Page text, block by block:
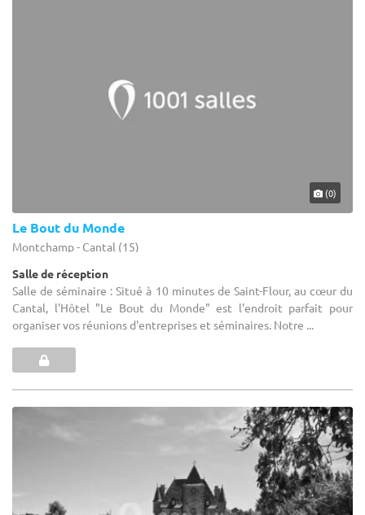
(0)
Le Bout du Monde
Montchamp - Cantal (15)
Salle de réception
Salle de séminaire : Situé à 10 minutes de Saint-Flour, au cœur du
Cantal, l'Hôtel "Le Bout du Monde" est l'endroit parfait pour
organiser vos réunions d'entreprises et séminaires. Notre ...